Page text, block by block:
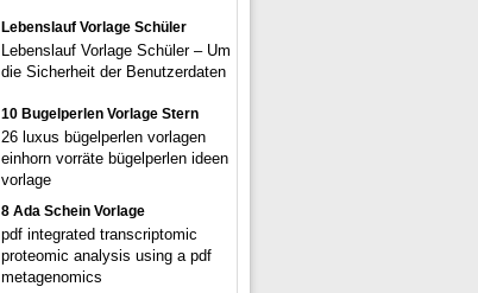
Lebenslauf Vorlage Schüler
Lebenslauf Vorlage Schüler – Um
die Sicherheit der Benutzerdaten
10 Bugelperlen Vorlage Stern
26 luxus bügelperlen vorlagen
einhorn vorräte bügelperlen ideen
vorlage
8 Ada Schein Vorlage
pdf integrated transcriptomic
proteomic analysis using a pdf
metagenomics